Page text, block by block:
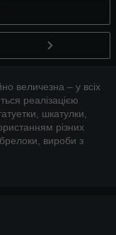
величезна – у всіх
реалізацією
шкатулки,
різних
вироби з
потрібно не